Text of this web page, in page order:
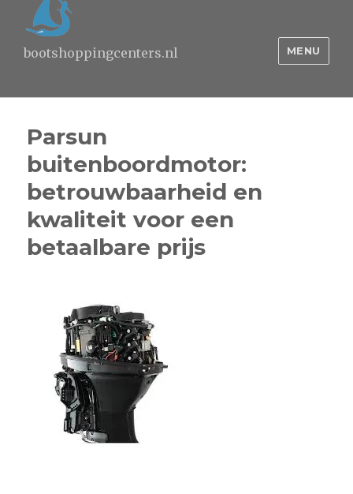
bootshoppingcenters.nl MENU
Parsun
buitenboordmotor:
betrouwbaarheid en
kwaliteit voor een
betaalbare prijs